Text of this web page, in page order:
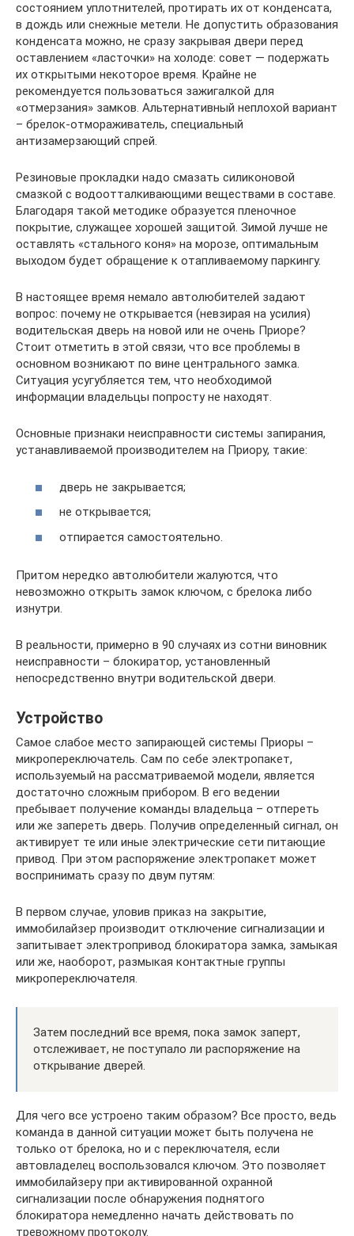
состоянием уплотнителей, протирать их от конденсата,
в дождь или снежные метели. Не допустить образования
конденсата можно, не сразу закрывая двери перед
оставлением «ласточки» на холоде: совет — подержать
их открытыми некоторое время. Крайне не
рекомендуется пользоваться зажигалкой для
«отмерзания» замков. Альтернативный неплохой вариант
– брелок-отмораживатель, специальный
антизамерзающий спрей.
Резиновые прокладки надо смазать силиконовой
смазкой с водоотталкивающими веществами в составе.
Благодаря такой методике образуется пленочное
покрытие, служащее хорошей защитой. Зимой лучше не
оставлять «стального коня» на морозе, оптимальным
выходом будет обращение к отапливаемому паркингу.
В настоящее время немало автолюбителей задают
вопрос: почему не открывается (невзирая на усилия)
водительская дверь на новой или не очень Приоре?
Стоит отметить в этой связи, что все проблемы в
основном возникают по вине центрального замка.
Ситуация усугубляется тем, что необходимой
информации владельцы попросту не находят.
Основные признаки неисправности системы запирания,
устанавливаемой производителем на Приору, такие:
дверь не закрывается;
не открывается;
отпирается самостоятельно.
Притом нередко автолюбители жалуются, что
невозможно открыть замок ключом, с брелока либо
изнутри.
В реальности, примерно в 90 случаях из сотни виновник
неисправности – блокиратор, установленный
непосредственно внутри водительской двери.
Устройство
Самое слабое место запирающей системы Приоры –
микропереключатель. Сам по себе электропакет,
используемый на рассматриваемой модели, является
достаточно сложным прибором. В его ведении
пребывает получение команды владельца – отпереть
или же запереть дверь. Получив определенный сигнал, он
активирует те или иные электрические сети питающие
привод. При этом распоряжение электропакет может
воспринимать сразу по двум путям:
В первом случае, уловив приказ на закрытие,
иммобилайзер производит отключение сигнализации и
запитывает электропривод блокиратора замка, замыкая
или же, наоборот, размыкая контактные группы
микропереключателя.
Затем последний все время, пока замок заперт,
отслеживает, не поступало ли распоряжение на
открывание дверей.
Для чего все устроено таким образом? Все просто, ведь
команда в данной ситуации может быть получена не
только от брелока, но и с переключателя, если
автовладелец воспользовался ключом. Это позволяет
иммобилайзеру при активированной охранной
сигнализации после обнаружения поднятого
блокиратора немедленно начать действовать по
тревожному протоколу.